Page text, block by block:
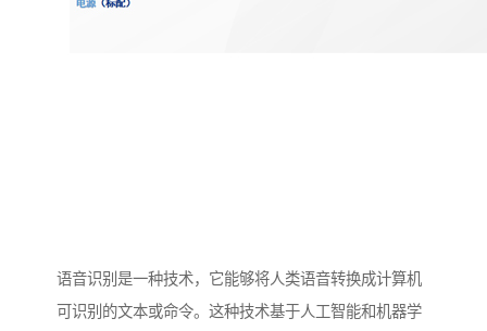
语音识别是一种技术，它能够将人类语音转换成计算机
可识别的文本或命令。这种技术基于人工智能和机器学